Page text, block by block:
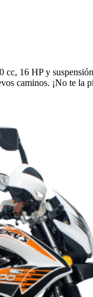
16 HP y
caminos. ¡No te la